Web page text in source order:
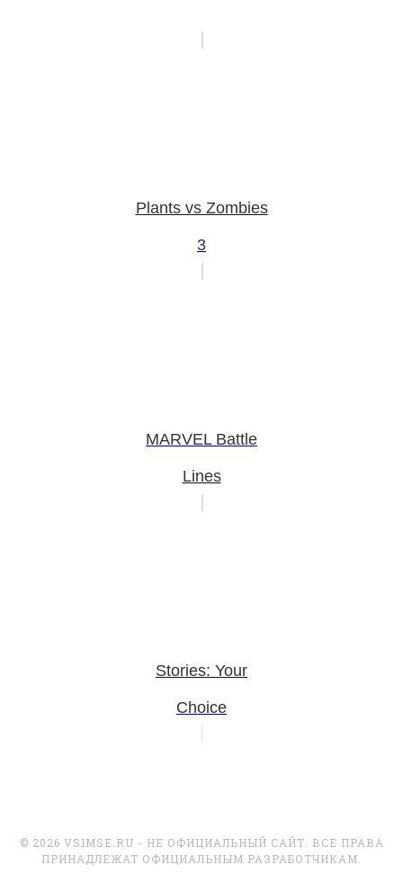
Plants vs Zombies
3
MARVEL Battle
Lines
Stories: Your
Choice
© 2026 VSIMSE.RU - НЕ ОФИЦИАЛЬНЫЙ САЙТ. ВСЕ ПРАВА
ПРИНАДЛЕЖАТ ОФИЦИАЛЬНЫМ РАЗРАБОТЧИКАМ.